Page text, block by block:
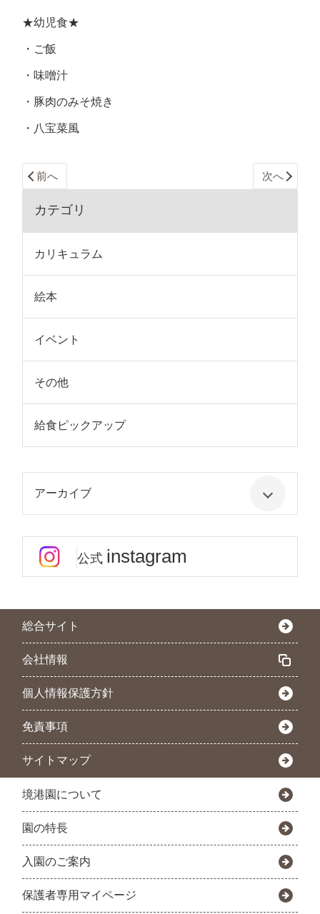
★幼児食★
・ご飯
・味噌汁
・豚肉のみそ焼き
・八宝菜風
前へ 次へ
カテゴリ
カリキュラム
絵本
イベント
その他
給食ピックアップ
アーカイブ
公式 instagram
総合サイト
会社情報
個人情報保護方針
免責事項
サイトマップ
境港園について
園の特長
入園のご案内
保護者専用マイページ